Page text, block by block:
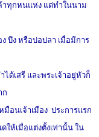
าทุกหนแห่ง แต่ทำในนาม
บึง หรือบ่อปลา เมื่อมีการ
ด้เสรี และพระเจ้าอยู่หัวก็
ก
อนเจ้าเมือง ประการแรก
ให้เมื่อแต่งตั้งเท่านั้น ใน